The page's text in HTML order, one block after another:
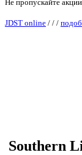
Не пропускайте
JDST online / / /
Southern